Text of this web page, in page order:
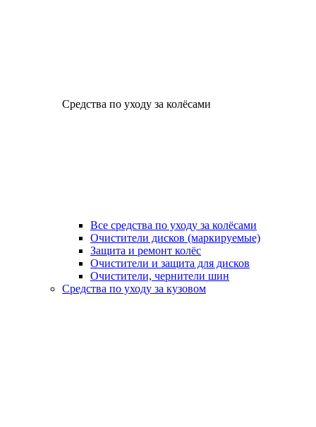
Средства по уходу за колёсами
Все средства по уходу за колёсами
Очистители дисков (маркируемые)
Защита и ремонт колёс
Очистители и защита для дисков
Очистители, чернители шин
Средства по уходу за кузовом